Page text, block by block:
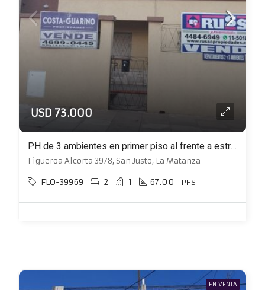
USD 73.000
PH de 3 ambientes en primer piso al frente a estrenar
Figueroa Alcorta 3978, San Justo, La Matanza
FLO-39969 2 1 67.00 PHS
EN VENTA